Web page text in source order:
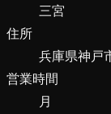
三宮
住所
兵庫県神戸
営業時間
月